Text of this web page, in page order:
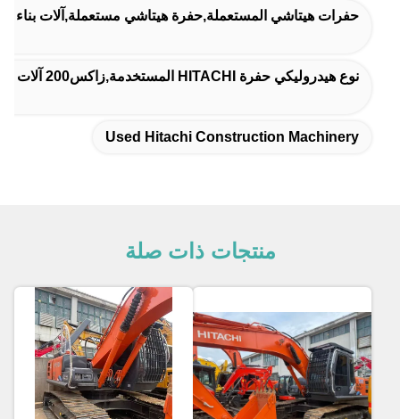
حفرات هيتاشي المستعملة,حفرة هيتاشي مستعملة,آلات بناء
نوع هيدروليكي حفرة HITACHI المستخدمة,زاكس200 آلات البناء يد ثانية
Used Hitachi Construction Machinery
منتجات ذات صلة